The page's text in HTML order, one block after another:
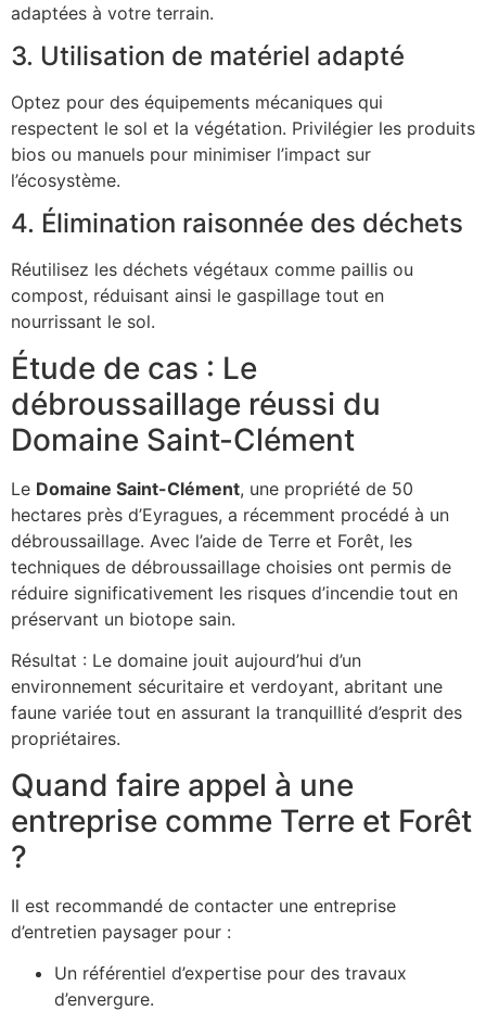
adaptées à votre terrain.
3. Utilisation de matériel adapté
Optez pour des équipements mécaniques qui
respectent le sol et la végétation. Privilégier les produits
bios ou manuels pour minimiser l’impact sur
l’écosystème.
4. Élimination raisonnée des déchets
Réutilisez les déchets végétaux comme paillis ou
compost, réduisant ainsi le gaspillage tout en
nourrissant le sol.
Étude de cas : Le
débroussaillage réussi du
Domaine Saint-Clément
Le Domaine Saint-Clément, une propriété de 50
hectares près d’Eyragues, a récemment procédé à un
débroussaillage. Avec l’aide de Terre et Forêt, les
techniques de débroussaillage choisies ont permis de
réduire significativement les risques d’incendie tout en
préservant un biotope sain.
Résultat : Le domaine jouit aujourd’hui d’un
environnement sécuritaire et verdoyant, abritant une
faune variée tout en assurant la tranquillité d’esprit des
propriétaires.
Quand faire appel à une
entreprise comme Terre et Forêt
?
Il est recommandé de contacter une entreprise
d’entretien paysager pour :
Un référentiel d’expertise pour des travaux
d’envergure.